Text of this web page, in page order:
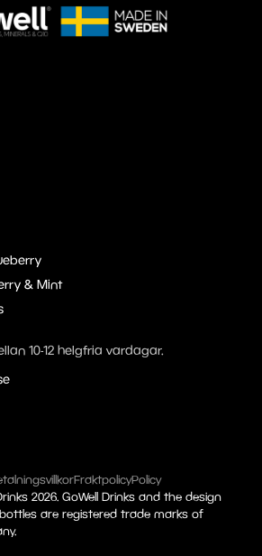
& Mint
10-12 helgfria vardagar.
FraktpolicyPolicy
2026. GoWell Drinks and the design
are registered trade marks of